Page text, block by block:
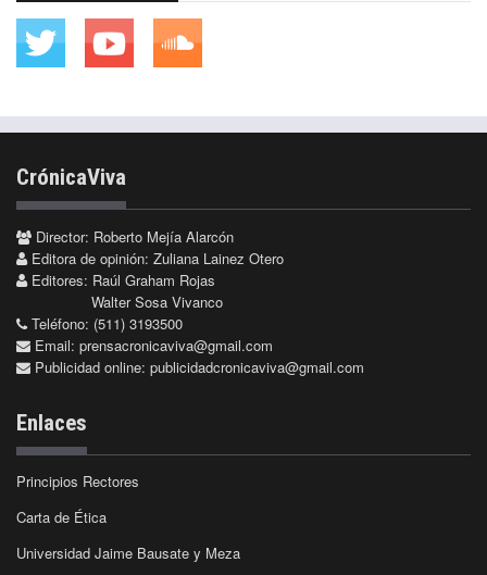
CrónicaViva
Director: Roberto Mejía Alarcón
Editora de opinión: Zuliana Lainez Otero
Editores: Raúl Graham Rojas
Walter Sosa Vivanco
Teléfono: (511) 3193500
Email: prensacronicaviva@gmail.com
Publicidad online: publicidadcronicaviva@gmail.com
Enlaces
Principios Rectores
Carta de Ética
Universidad Jaime Bausate y Meza